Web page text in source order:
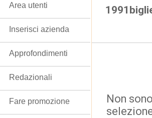
Non
Area utenti
Inserisci azienda
Approfondimenti
Redazionali
Fare promozione